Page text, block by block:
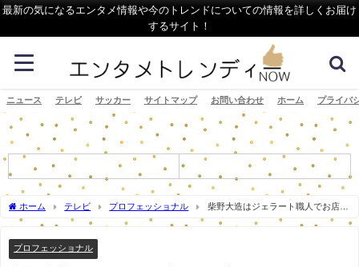
最新の気になるエンタメ情報や今のトレンドについての情報を詳しくお届け
するサイト！
ニュース テレビ サッカー サイトマップ お問い合わせ ホーム プライバ
ホーム テレビ プロフェッショナル
柴野大造はジェラート職人でお店
(マルガジェラート)場所や通販や口コミ評判は？wikiプロフ(経歴)！【プロフェッショ
プロフェッショナル